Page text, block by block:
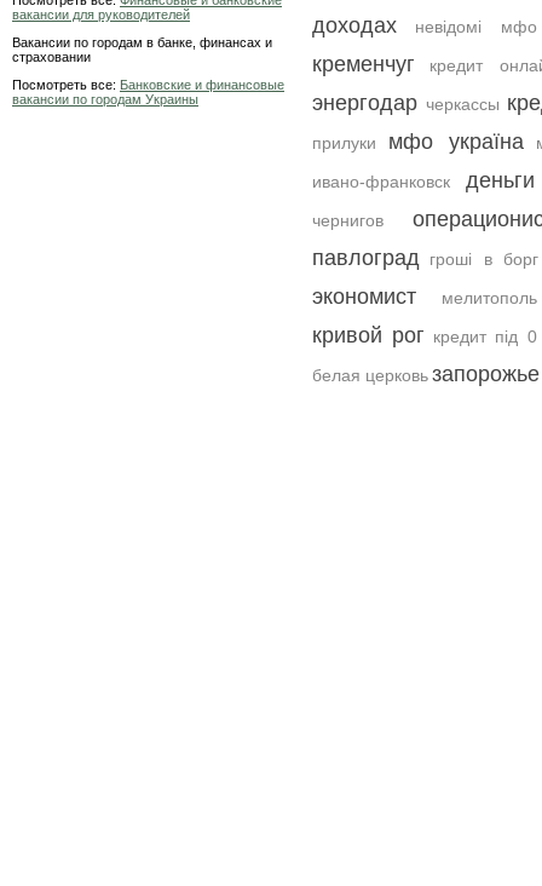
вакансии для руководителей
Вакансии по городам в банке, финансах и
страховании
Посмотреть все: Банковские и финансовые
вакансии по городам Украины
доходах
невідомі мфо
кременчуг кредит
энергодар черкассы
прилуки мфо україна
ивано-франковск
чернигов
павлоград гроші в
экономист мелитополь
кривой рог кредит під 0
белая церковьзапорожье